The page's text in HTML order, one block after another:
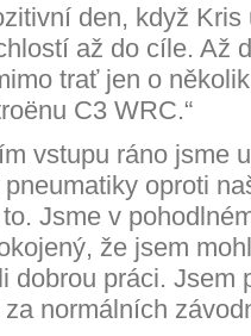
den, když
až do cíle. Až
trať jen o
C3 WRC.“
vstupu ráno jsme
oproti
Jsme v
že jsem
dobrou práci.
normálních